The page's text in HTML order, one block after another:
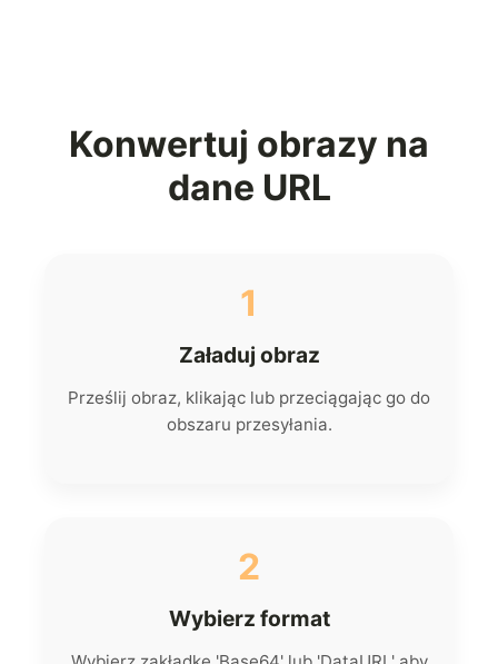
Konwertuj obrazy na
dane URL
1
Załaduj obraz
Prześlij obraz, klikając lub przeciągając go do
obszaru przesyłania.
2
Wybierz format